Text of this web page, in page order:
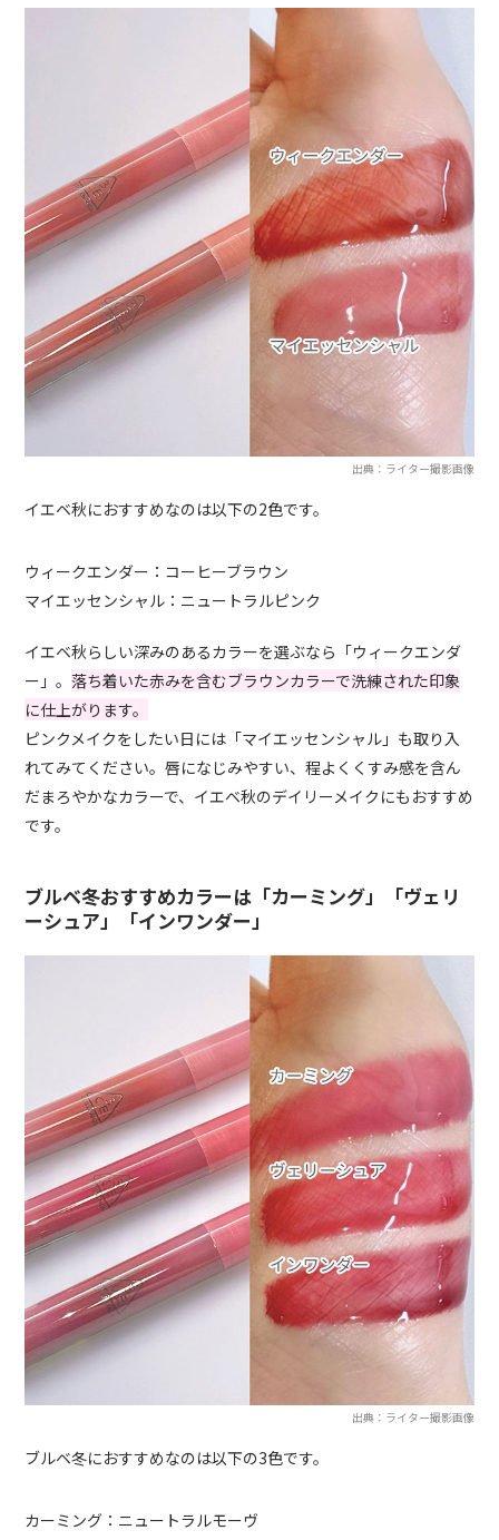
出典：ライター撮影画像
イエベ秋におすすめなのは以下の2色です。
ウィークエンダー：コーヒーブラウン
マイエッセンシャル：ニュートラルピンク
イエベ秋らしい深みのあるカラーを選ぶなら「ウィークエンダ
ー」。落ち着いた赤みを含むブラウンカラーで洗練された印象
に仕上がります。
ピンクメイクをしたい日には「マイエッセンシャル」も取り入
れてみてください。唇になじみやすい、程よくくすみ感を含ん
だまろやかなカラーで、イエベ秋のデイリーメイクにもおすすめ
です。
ブルベ冬おすすめカラーは「カーミング」「ヴェリ
ーシュア」「インワンダー」
出典：ライター撮影画像
ブルベ冬におすすめなのは以下の3色です。
カーミング：ニュートラルモーヴ